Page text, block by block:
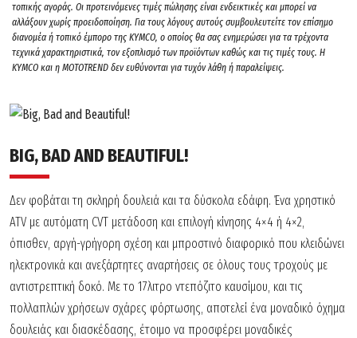
τοπικής αγοράς. Οι προτεινόμενες τιμές πώλησης είναι ενδεικτικές και μπορεί να
αλλάξουν χωρίς προειδοποίηση. Για τους λόγους αυτούς συμβουλευτείτε τον επίσημο
διανομέα ή τοπικό έμπορο της ΚΥΜCO, ο οποίος θα σας ενημερώσει για τα τρέχοντα
τεχνικά χαρακτηριστικά, τον εξοπλισμό των προϊόντων καθώς και τις τιμές τους. H
KYMCO και η MOTOTREND δεν ευθύνονται για τυχόν λάθη ή παραλείψεις.
BIG, BAD AND BEAUTIFUL!
Δεν φοβάται τη σκληρή δουλειά και τα δύσκολα εδάφη. Ένα χρηστικό
ATV µε αυτόµατη CVT µετάδοση και επιλογή κίνησης 4×4 ή 4×2,
όπισθεν, αργή-γρήγορη σχέση και µπροστινό διαφορικό που κλειδώνει
ηλεκτρονικά και ανεξάρτητες αναρτήσεις σε όλους τους τροχούς µε
αντιστρεπτική δοκό. Με το 17λιτρο ντεπόζιτο καυσίµου, και τις
πολλαπλών χρήσεων σχάρες φόρτωσης, αποτελεί ένα µοναδικό όχημα
δουλειάς και διασκέδασης, έτοιμο να προσφέρει μοναδικές